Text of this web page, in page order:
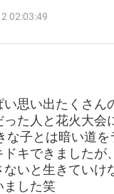
02:03:49
い思い出たくさん
った人と花火大会
な子とは暗い道を
ドキできましたが
ないと生きていけ
ました笑